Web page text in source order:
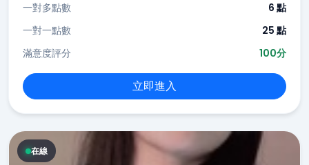
一對多點數
6 點
一對一點數
25 點
滿意度評分
100分
立即進入
在線